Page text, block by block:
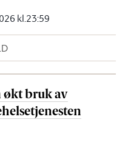
kl.23:59
økt bruk av